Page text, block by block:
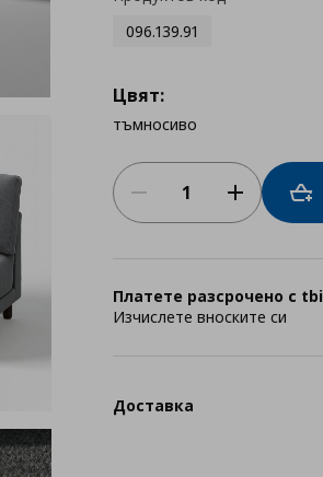
096.139.91
Цвят:
тъмносиво
Платете разсрочено с tbi
Изчислете вноските си
Доставка